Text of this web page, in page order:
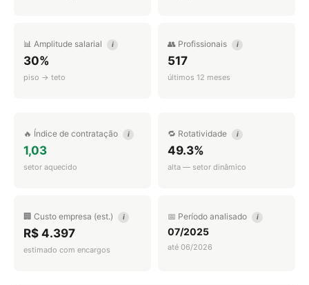
📊 Amplitude salarial i
30%
piso → teto
👥 Profissionais i
517
últimos 12 meses
🔥 Índice de contratação i
1,03
setor aquecido
🔁 Rotatividade i
49.3%
alta — setor dinâmico
🏢 Custo empresa (est.) i
R$ 4.397
estimado com encargos
📅 Período analisado i
07/2025
até 06/2026